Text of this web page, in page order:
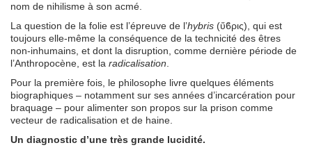
nom de nihilisme à son acmé.
La question de la folie est l’épreuve de l’hybris (ὕϐρις), qui est
toujours elle-même la conséquence de la technicité des êtres
non-inhumains, et dont la disruption, comme dernière période de
l’Anthropocène, est la radicalisation
Pour la première fois, le philosophe livre quelques éléments
biographiques – notamment sur ses années d’incarcération pour
braquage – pour alimenter son propos sur la prison comme
vecteur de radicalisation et de haine.
Un diagnostic d’une très grande lucidité.